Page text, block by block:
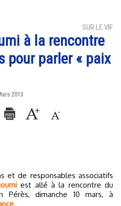
SUR LE VIF
à la rencontre
pour parler « paix
2013
est allé à la rencontre du
Pérès, dimanche 10 mars, à
.